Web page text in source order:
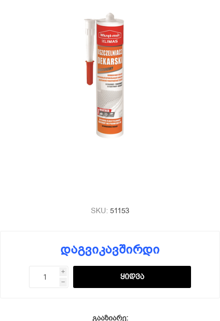
SKU: 51153
დაგვიკავშირდი
i
h
გააზიარე: